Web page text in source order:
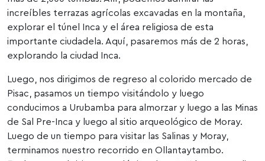
increíbles terrazas agrícolas excavadas en la montaña,
explorar el túnel Inca y el área religiosa de esta
importante ciudadela. Aquí, pasaremos más de 2 horas,
explorando la ciudad Inca.
Luego, nos dirigimos de regreso al colorido mercado de
Pisac, pasamos un tiempo visitándolo y luego
conducimos a Urubamba para almorzar y luego a las Minas
de Sal Pre-Inca y luego al sitio arqueológico de Moray.
Luego de un tiempo para visitar las Salinas y Moray,
terminamos nuestro recorrido en Ollantaytambo.